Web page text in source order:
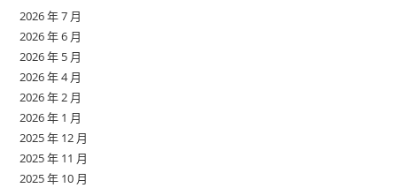
2026 年 7 月
2026 年 6 月
2026 年 5 月
2026 年 4 月
2026 年 2 月
2026 年 1 月
2025 年 12 月
2025 年 11 月
2025 年 10 月